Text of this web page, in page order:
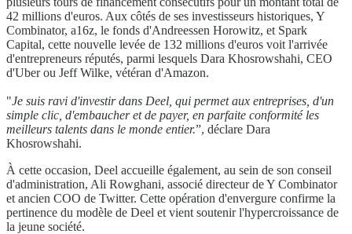
42 millions d'euros. Aux côtés de ses investisseurs historiques, Y
Combinator, a16z, le fonds d'Andreessen Horowitz, et Spark
Capital, cette nouvelle levée de 132 millions d'euros voit l'arrivée
d'entrepreneurs réputés, parmi lesquels Dara Khosrowshahi, CEO
d'Uber ou Jeff Wilke, vétéran d'Amazon.
"Je suis ravi d'investir dans Deel, qui permet aux entreprises, d'un
simple clic, d'embaucher et de payer, en parfaite conformité les
meilleurs talents dans le monde entier.”, déclare Dara
Khosrowshahi.
À cette occasion, Deel accueille également, au sein de son conseil
d'administration, Ali Rowghani, associé directeur de Y Combinator
et ancien COO de Twitter. Cette opération d'envergure confirme la
pertinence du modèle de Deel et vient soutenir l'hypercroissance de
la jeune société.